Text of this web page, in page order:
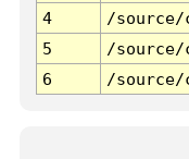
4
/
5
/
6
/